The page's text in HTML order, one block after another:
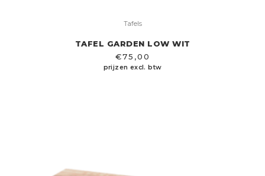
Tafels
TAFEL GARDEN LOW WIT
€75,00
prijzen excl. btw